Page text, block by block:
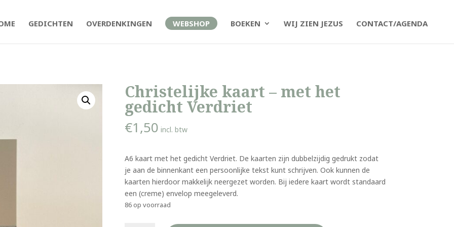
GEDICHTEN OVERDENKINGEN WEBSHOP BOEKEN WIJ ZIEN JEZUS CONTACT/AGENDA
Christelijke kaart – met het
gedicht Verdriet
€1,50 incl. btw
A6 kaart met het gedicht Verdriet. De kaarten zijn dubbelzijdig gedrukt zodat
je aan de binnenkant een persoonlijke tekst kunt schrijven. Ook kunnen de
kaarten hierdoor makkelijk neergezet worden. Bij iedere kaart wordt standaard
een (creme) envelop meegeleverd.
86 op voorraad